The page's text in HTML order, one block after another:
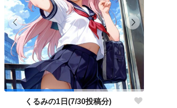
くるみの1日(7/30投稿分)